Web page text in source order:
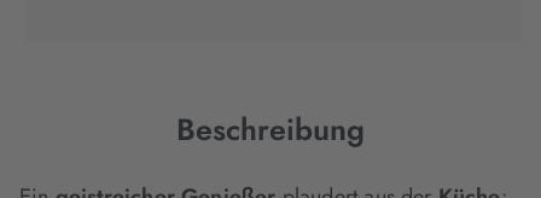
Beschreibung